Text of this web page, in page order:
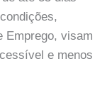
Emprego, visam
e menos